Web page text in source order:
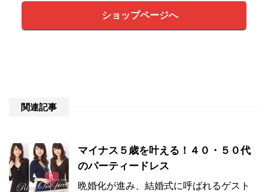
ショップページへ
関連記事
マイナス５歳を叶える！４０・５０代
のパーティードレス
晩婚化が進み、結婚式に呼ばれるゲスト